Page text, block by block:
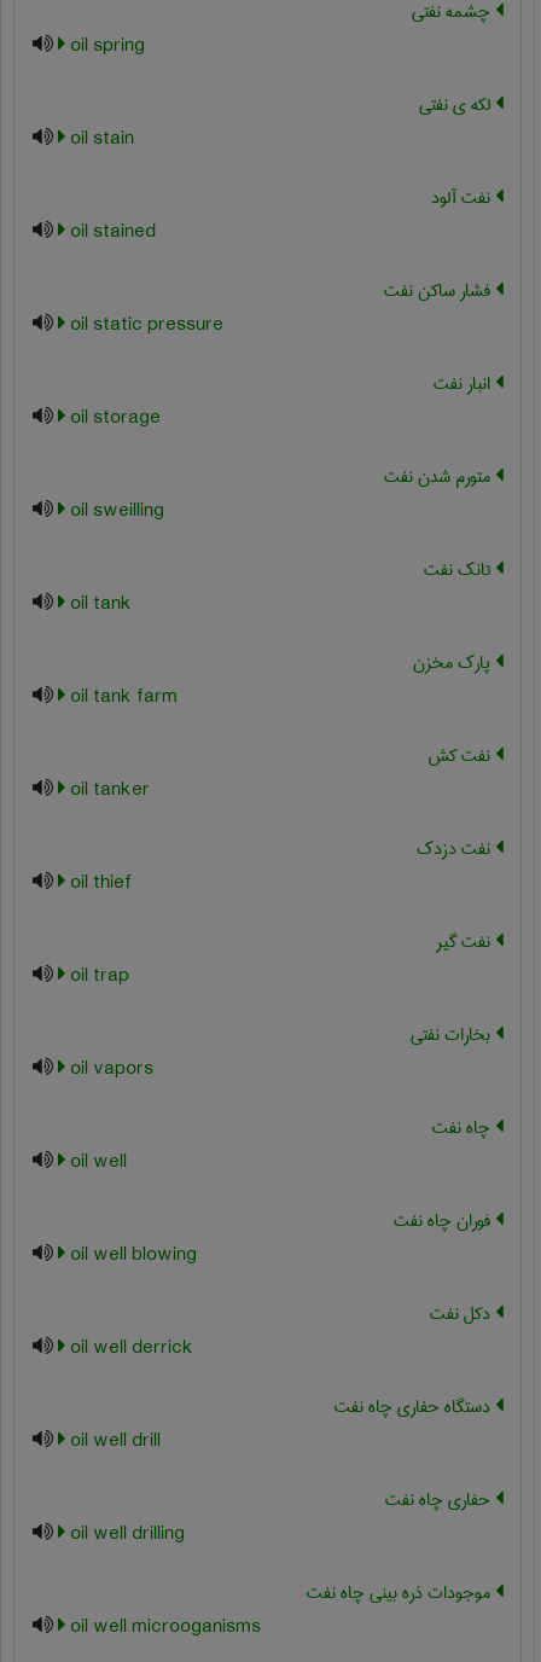
چشمه نفتی
oil spring
لکه ی نفتی
oil stain
نفت آلود
oil stained
فشار ساکن نفت
oil static pressure
انبار نفت
oil storage
متورم شدن نفت
oil sweilling
تانک نفت
oil tank
پارک مخزن
oil tank farm
نفت کش
oil tanker
نفت دزدک
oil thief
نفت گیر
oil trap
بخارات نفتی
oil vapors
چاه نفت
oil well
فوران چاه نفت
oil well blowing
دکل نفت
oil well derrick
دستگاه حفاری چاه نفت
oil well drill
حفاری چاه نفت
oil well drilling
موجودات ذره بینی چاه نفت
oil well microoganisms